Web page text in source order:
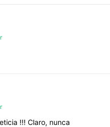
!!! Claro, nunca